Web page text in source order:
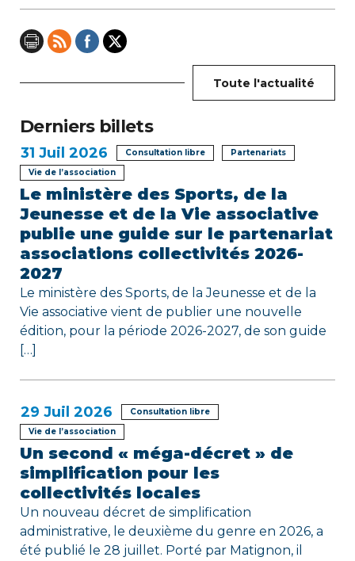
d
e
l
’
a
r
t
i
c
l
e
Toute l'actualité
Derniers billets
31 Juil 2026 Consultation libre
Partenariats
Vie de l’association
Le ministère des Sports, de la
Jeunesse et de la Vie associative
publie une guide sur le partenariat
associations collectivités 2026-
2027
Le ministère des Sports, de la Jeunesse et de la
Vie associative vient de publier une nouvelle
édition, pour la période 2026-2027, de son guide
[…]
29 Juil 2026
Consultation libre
Vie de l’association
Un second « méga-décret » de
simplification pour les
collectivités locales
Un nouveau décret de simplification
administrative, le deuxième du genre en 2026, a
été publié le 28 juillet. Porté par Matignon, il